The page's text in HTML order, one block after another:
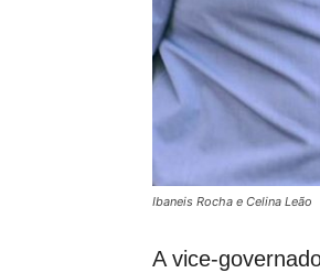
Ibaneis Rocha e Celina Leão
A vice-